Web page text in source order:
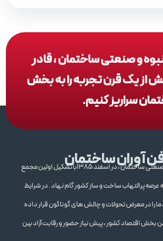
انبوه و صنعتی ساختمان ، قادر
از یک قرن تجربه را به بخش
سراریز کنیم.
آوران ساختمانانجمن تولیدکنندگان و فنآوران صنعتی ساختمان ، در اسفند 1385با تشکیل اولین مجمع
عرصه پرالتهاب ساخت و ساز کشور گام نهاد . در شرایط
را در معرض تحولات و چالش های گوناگون قرار داده
بخش اقتصاد کشور ، پیش نیاز حضور و رقابت آزاد بین